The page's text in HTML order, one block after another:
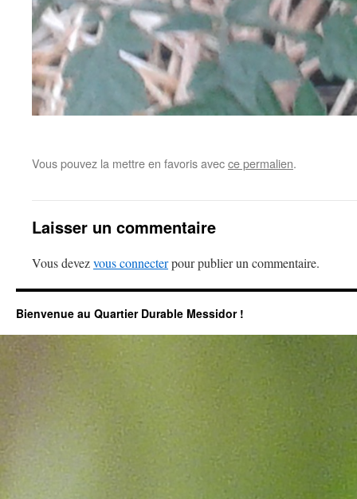
Vous pouvez la mettre en favoris avecce permalien.
Laisser un commentaire
Vous devezvous connecterpour publier un commentaire.
Bienvenue au Quartier Durable Messidor !